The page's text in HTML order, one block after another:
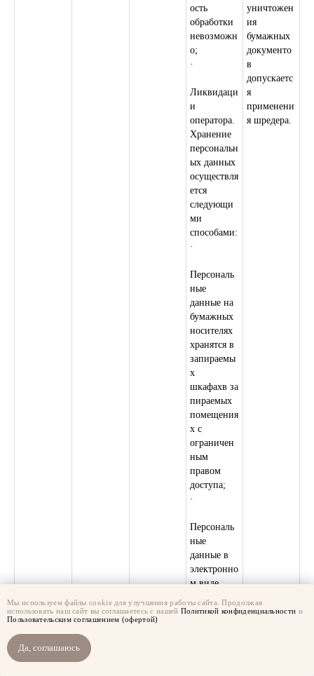
Мы используем файлы cookie для улучшения работы сайта. Продолжая
использовать наш сайт вы соглашаетесь с нашей Политикой конфиденциальности и
Пользовательским соглашением (офертой)
Да, соглашаюсь
ость
обработки
невозможн
о;
·
Ликвидаци
и
оператора.
Хранение
персональн
ых данных
осуществля
ется
следующи
ми
способами:
·
Персональ
ные
данные на
бумажных
носителях
хранятся в
запираемы
х
шкафахв за
пираемых
помещения
х с
ограничен
ным
правом
доступа;
·
Персональ
ные
данные в
электронно
м виде
хранятся в
ячейках
уничтожен
ия
бумажных
документо
в
допускаетс
я
применени
я шредера.